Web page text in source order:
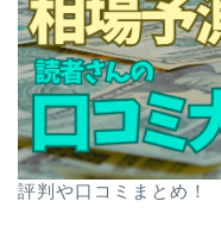
評判や口コミまとめ！